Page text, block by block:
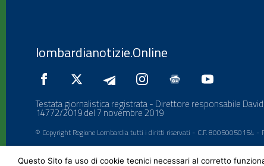
lombardianotizie.Online
Testata giornalistica registrata - Direttore responsabile
14772/2019 del 7 novembre 2019
© Copyright Regione Lombardia tutti i diritti riservati - C.F. 80050050154
Questo Sito fa uso di cookie tecnici necessari al corretto